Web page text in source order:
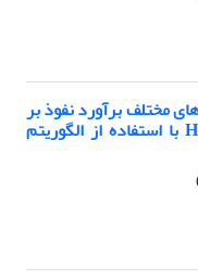
مختلف برآورد نفوذ بر
عملکرد مدل بارش-رواناب HEC-HMS با استفاده از الگوریتم